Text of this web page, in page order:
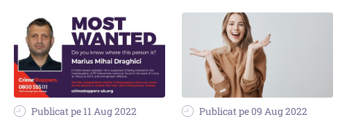
Publicat pe 11 Aug 2022 Publicat pe 09 Aug 2022